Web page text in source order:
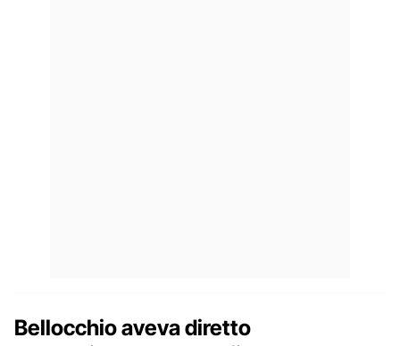
Bellocchio aveva diretto